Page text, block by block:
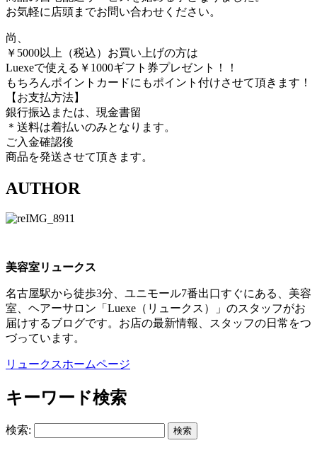
お気軽に店頭までお問い合わせください。
尚、
￥5000以上（税込）お買い上げの方は
Luexeで使える￥1000ギフト券プレゼント！！
もちろんポイントカードにもポイント付けさせて頂きます！
【お支払方法】
銀行振込または、現金書留
＊送料は着払いのみとなります。
ご入金確認後
商品を発送させて頂きます。
AUTHOR
美容室リュークス
名古屋駅から徒歩3分、ユニモール7番出口すぐにある、美容
室、ヘアーサロン「Luexe（リュークス）」のスタッフがお
届けするブログです。お店の最新情報、スタッフの日常をつ
づっています。
リュークスホームページ
キーワード検索
検索: